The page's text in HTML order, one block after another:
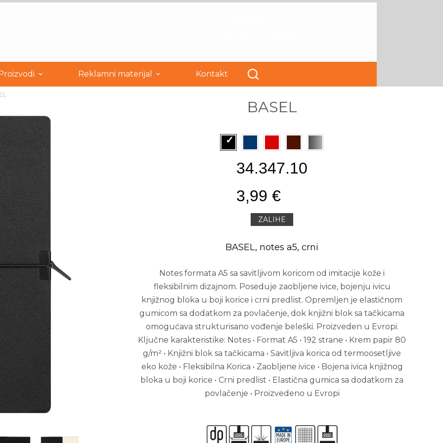
Reklamni materijal Kontakt
BASEL
34.347.10
3,99 €
ZALIHE
BASEL, notes a5, crni
Notes formata A5 sa savitljivom koricom od imitacije kože i
fleksibilnim dizajnom. Poseduje zaobljene ivice, bojenju ivicu
knjižnog bloka u boji korice i crni predlist. Opremljen je elastičnom
gumicom sa dodatkom za povlačenje, dok knjižni blok sa tačkicama
omogućava strukturisano vođenje beleški. Proizveden u Evropi.
Ključne karakteristike: Notes • Format A5 • 192 strane • Krem papir 80
g/m² • Knjižni blok sa tačkicama • Savitljiva korica od termoosetljive
eko kože • Fleksibilna Korica • Zaobljene ivice • Bojena ivica knjižnog
bloka u boji korice • Crni predlist • Elastična gumica sa dodatkom za
povlačenje • Proizvedeno u Evropi